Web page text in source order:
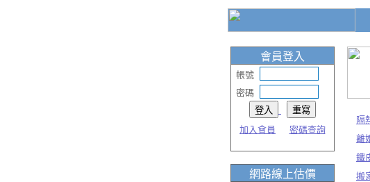
會員登入
帳號
密碼
加入會員 密碼查詢
網路線上估價
隔
離
鐵
搬